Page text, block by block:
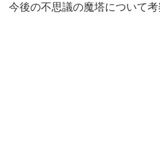
今後の不思議の魔塔について考